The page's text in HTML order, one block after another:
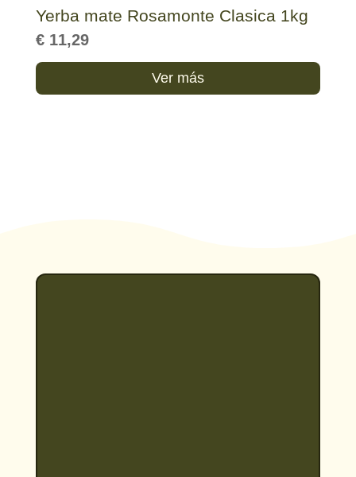
Yerba mate Rosamonte Clasica 1kg
€11,29
Ver más